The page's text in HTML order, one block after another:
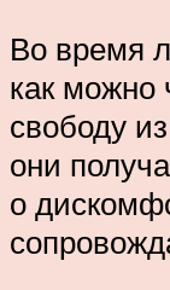
Во время
как можно
свободу
они
о